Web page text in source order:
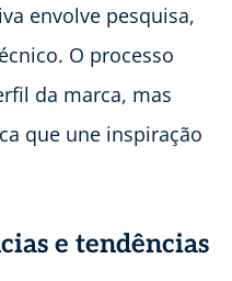
envolve pesquisa,
O processo
da marca, mas
que une inspiração
e tendências